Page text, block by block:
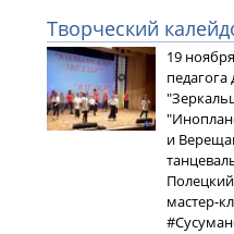
Творческий
19
и
мастер-